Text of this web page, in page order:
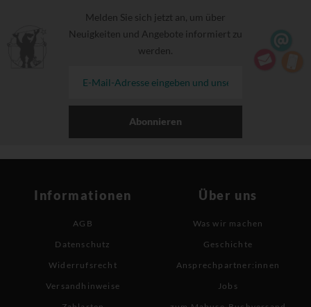
Melden Sie sich jetzt an, um über
Neuigkeiten und Angebote informiert zu
werden.
Abonnieren
Informationen
AGB
Datenschutz
Widerrufsrecht
Versandhinweise
Über uns
Was wir machen
Geschichte
Ansprechpartner:innen
Jobs